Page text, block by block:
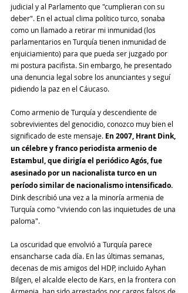
judicial y al Parlamento que "cumplieran con su
deber". En el actual clima político turco, sonaba
como un llamado a retirar mi inmunidad (los
parlamentarios en Turquía tienen inmunidad de
enjuiciamiento) para que pueda ser juzgado por
mi postura pacifista. Sin embargo, he presentado
una denuncia legal sobre los anunciantes y seguí
pidiendo la paz en el Cáucaso.
Como armenio de Turquía y descendiente de
sobrevivientes del genocidio, conozco muy bien el
significado de este mensaje. En 2007, Hrant Dink,
un célebre y franco periodista armenio de
Estambul, que dirigía el periódico Agós, fue
asesinado por un nacionalista turco en un
período similar de nacionalismo intensificado.
Dink describió una vez a la minoría armenia de
Turquía como "viviendo con las inquietudes de una
paloma".
La oscuridad que envolvió a Turquía parece
ensancharse cada día. En las últimas semanas,
decenas de mis amigos del HDP, incluido Ayhan
Bilgen, el alcalde electo de Kars, en la frontera con
Armenia, han sido arrestados por cargos falsos de